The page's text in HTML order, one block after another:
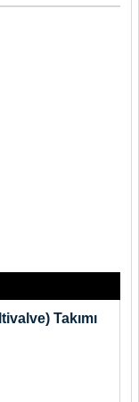
Takımı